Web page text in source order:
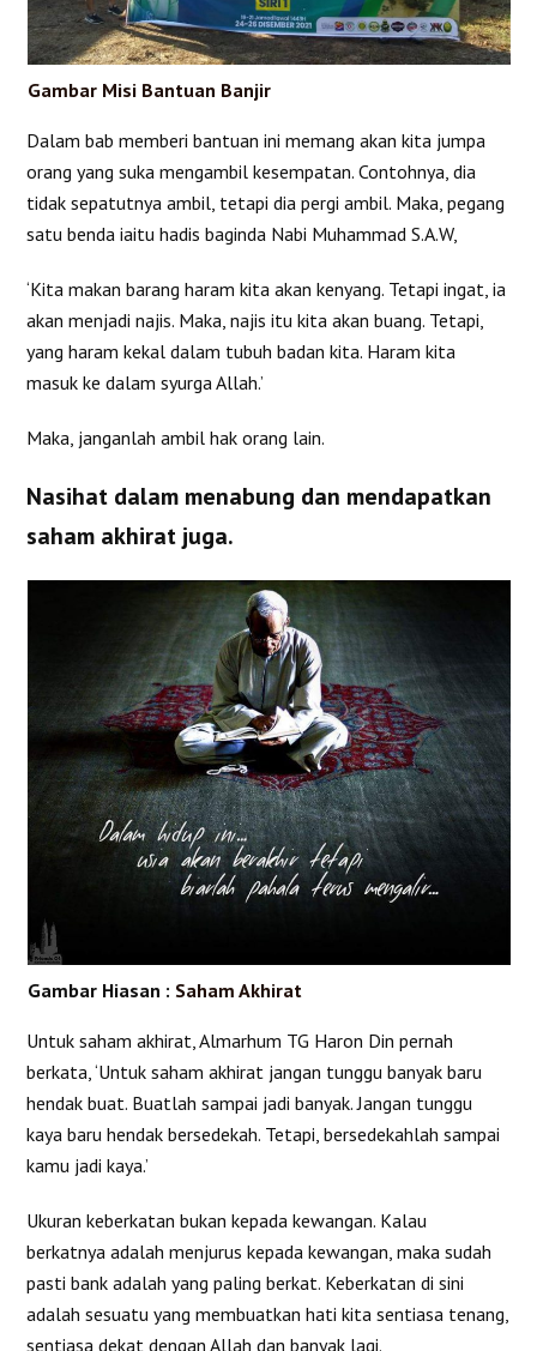
Gambar Misi Bantuan Banjir
Dalam bab memberi bantuan ini memang akan kita jumpa
orang yang suka mengambil kesempatan. Contohnya, dia
tidak sepatutnya ambil, tetapi dia pergi ambil. Maka, pegang
satu benda iaitu hadis baginda Nabi Muhammad S.A.W,
‘Kita makan barang haram kita akan kenyang. Tetapi ingat, ia
akan menjadi najis. Maka, najis itu kita akan buang. Tetapi,
yang haram kekal dalam tubuh badan kita. Haram kita
masuk ke dalam syurga Allah.’
Maka, janganlah ambil hak orang lain.
Nasihat dalam menabung dan mendapatkan
saham akhirat juga.
Gambar Hiasan : Saham Akhirat
Untuk saham akhirat, Almarhum TG Haron Din pernah
berkata, ‘Untuk saham akhirat jangan tunggu banyak baru
hendak buat. Buatlah sampai jadi banyak. Jangan tunggu
kaya baru hendak bersedekah. Tetapi, bersedekahlah sampai
kamu jadi kaya.’
Ukuran keberkatan bukan kepada kewangan. Kalau
berkatnya adalah menjurus kepada kewangan, maka sudah
pasti bank adalah yang paling berkat. Keberkatan di sini
adalah sesuatu yang membuatkan hati kita sentiasa tenang,
sentiasa dekat dengan Allah dan banyak lagi.